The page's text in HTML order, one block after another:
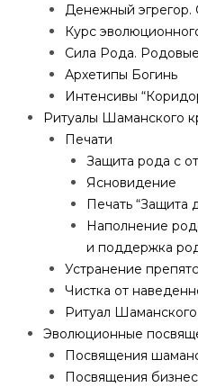
Денежный эгрегор.
Курс
Сила Рода.
Архетипы Богинь
Интенсивы
Ритуалы Шаманского
Печати
Защита рода с
Ясновидение
Печать “Защита
Наполнение
и поддержка
Устранение
Чистка от
Ритуал Шаманского
Эволюционные
Посвящения
Посвящения